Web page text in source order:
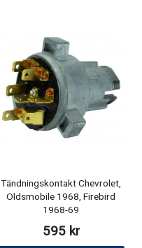
Tändningskontakt Chevrolet,
Oldsmobile 1968, Firebird
1968-69
595 kr